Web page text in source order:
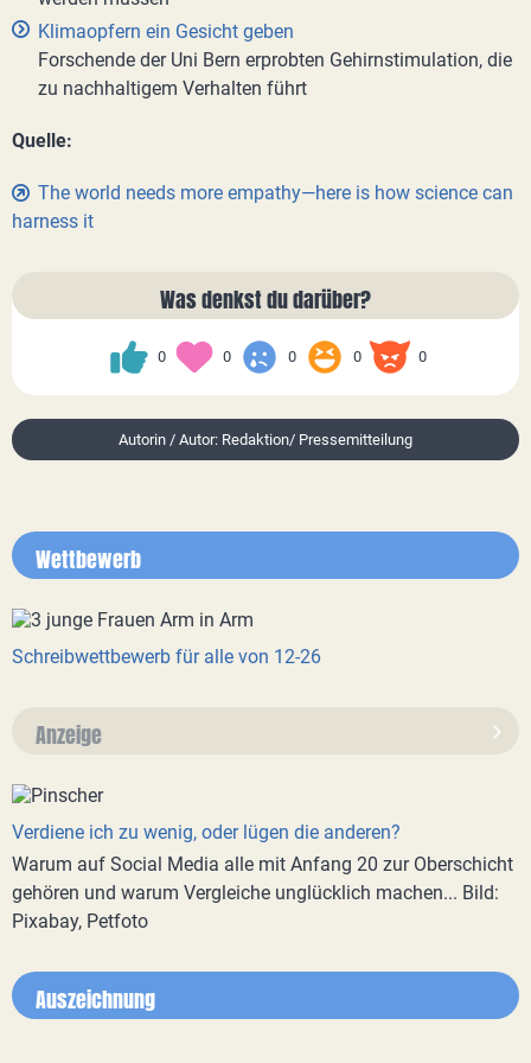
Klimaopfern ein Gesicht geben
Forschende der Uni Bern erprobten Gehirnstimulation, die
zu nachhaltigem Verhalten führt
Quelle:
The world needs more empathy—here is how science can
harness it
Was denkst du darüber?
0 0 0 0 0
Autorin / Autor: Redaktion/ Pressemitteilung
Wettbewerb
Schreibwettbewerb für alle von 12-26
Anzeige
Verdiene ich zu wenig, oder lügen die anderen?
Warum auf Social Media alle mit Anfang 20 zur Oberschicht
gehören und warum Vergleiche unglücklich machen... Bild:
Pixabay, Petfoto
Auszeichnung